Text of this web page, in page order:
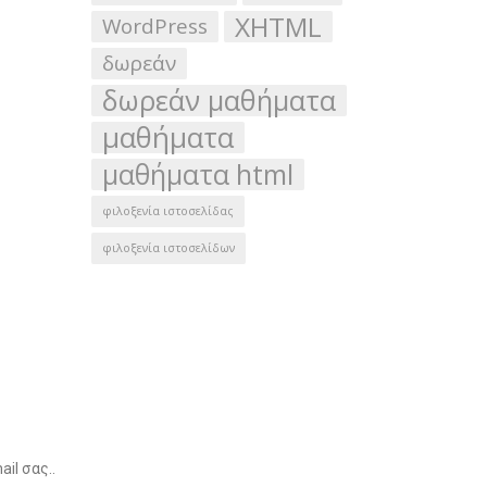
WordPress XHTML
δωρεάν
δωρεάν μαθήματα
μαθήματα
μαθήματα html
φιλοξενία ιστοσελίδας
φιλοξενία ιστοσελίδων